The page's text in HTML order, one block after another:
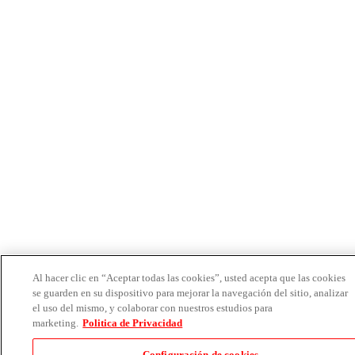
Al hacer clic en “Aceptar todas las cookies”, usted acepta que las cookies
se guarden en su dispositivo para mejorar la navegación del sitio, analizar
el uso del mismo, y colaborar con nuestros estudios para
marketing. Politica de Privacidad